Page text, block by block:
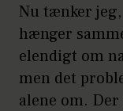
Nu tænker
hænger
elendigt om
men det
alene om.